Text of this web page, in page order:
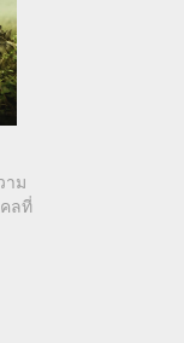
าม
ลที่